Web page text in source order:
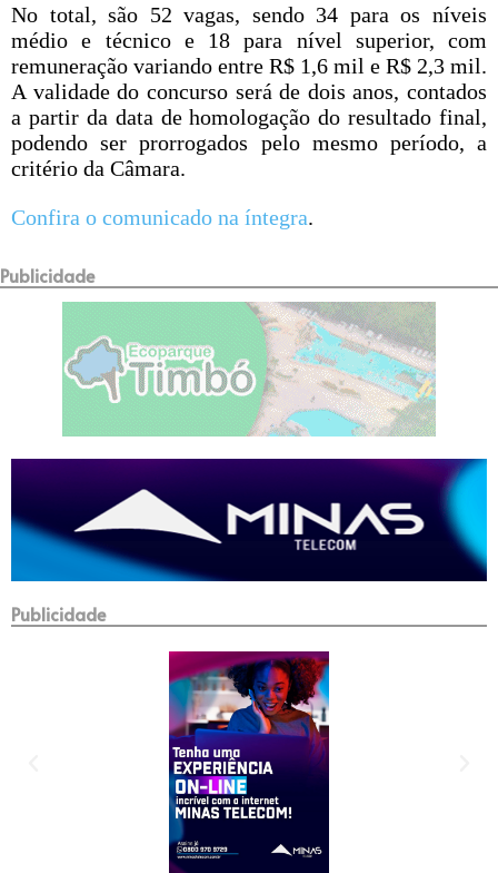
No total, são 52 vagas, sendo 34 para os níveis
médio e técnico e 18 para nível superior, com
remuneração variando entre R$ 1,6 mil e R$ 2,3 mil.
A validade do concurso será de dois anos, contados
a partir da data de homologação do resultado final,
podendo ser prorrogados pelo mesmo período, a
critério da Câmara.
Confira o comunicado na íntegra.
Publicidade
Publicidade